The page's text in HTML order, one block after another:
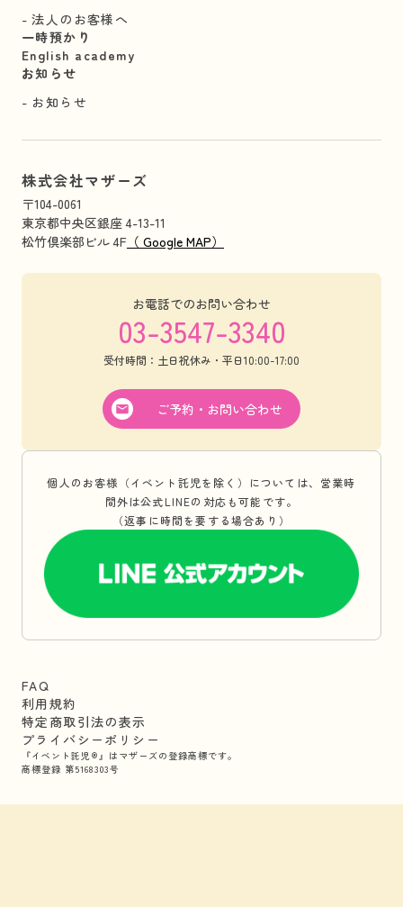
法人のお客様へ
一時預かり
English academy
お知らせ
お知らせ
株式会社マザーズ
〒104-0061
東京都中央区銀座 4-13-11
松竹倶楽部ビル 4F （ Google MAP）
お電話でのお問い合わせ
03-3547-3340
受付時間：土日祝休み・平日10:00-17:00
ご予約・お問い合わせ
個人のお客様（イベント託児を除く）については、営業時
間外は公式LINEの対応も可能です。
（返事に時間を要する場合あり）
FAQ
利用規約
特定商取引法の表示
プライバシーポリシー
『イベント託児®』はマザーズの登録商標です。
商標登録 第5168303号